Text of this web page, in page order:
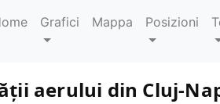
Grafici Mappa Posizioni
aerului din Cluj-